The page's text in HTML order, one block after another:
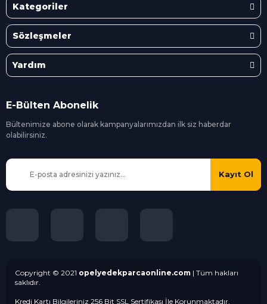
Kategoriler
Sözleşmeler
Yardım
E-Bülten Abonelik
Bültenimize abone olarak kampanyalarımızdan ilk siz haberdar
olabilirsiniz.
Kayıt Ol
Copyright © 2021 opelyedekparcaonline.com | Tüm hakları
saklıdır.
Kredi Kartı Bilgileriniz 256 Bit SSL Sertifikası İle Korunmaktadır.